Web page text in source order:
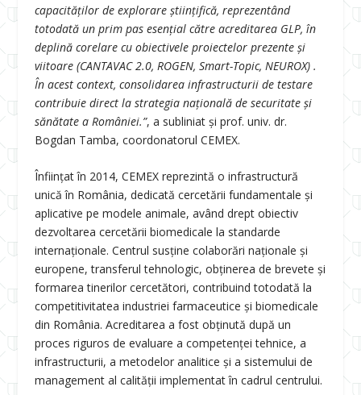
capacităților de explorare științifică, reprezentând
totodată un prim pas esențial către acreditarea GLP, în
deplină corelare cu obiectivele proiectelor prezente și
viitoare (CANTAVAC 2.0, ROGEN, Smart-Topic, NEUROX) .
În acest context, consolidarea infrastructurii de testare
contribuie direct la strategia națională de securitate și
sănătate a României.”, a subliniat și prof. univ. dr.
Bogdan Tamba, coordonatorul CEMEX.
Înființat în 2014, CEMEX reprezintă o infrastructură
unică în România, dedicată cercetării fundamentale și
aplicative pe modele animale, având drept obiectiv
dezvoltarea cercetării biomedicale la standarde
internaționale. Centrul susține colaborări naționale și
europene, transferul tehnologic, obținerea de brevete și
formarea tinerilor cercetători, contribuind totodată la
competitivitatea industriei farmaceutice și biomedicale
din România. Acreditarea a fost obținută după un
proces riguros de evaluare a competenței tehnice, a
infrastructurii, a metodelor analitice și a sistemului de
management al calității implementat în cadrul centrului.